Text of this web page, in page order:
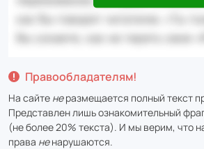
Правообладателям!
На сайте неразмещается полный текст
Представлен лишь ознакомительный
(не более 20% текста). И мы верим, что
права ненарушаются.